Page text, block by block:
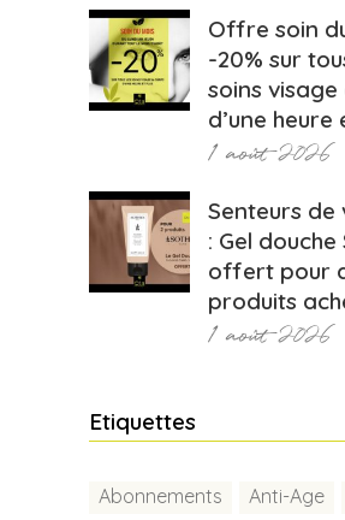
Offre soin
-20% sur
soins
d’une heure
1 août 2026
Senteurs de
: Gel douche
offert pour
produits
1 août 2026
Etiquettes
Abonnements Anti-Age